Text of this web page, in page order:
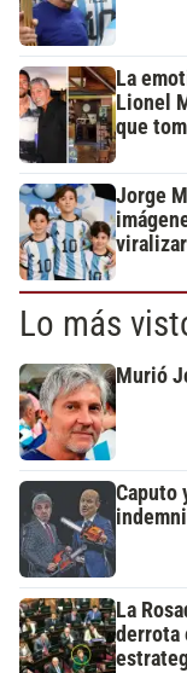
La
Lionel
que
Jorge
Lo más
Murió
Caputo
La
derrota